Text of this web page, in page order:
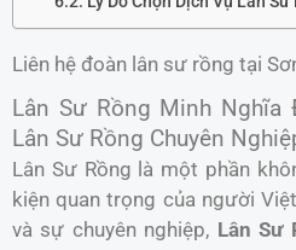
Liên hệ đoàn lân sư rồng tại
Lân Sư Rồng Minh
Lân Sư Rồng Chuyên
Lân Sư Rồng là một phần
kiện quan trọng của người
và sự chuyên nghiệp, Lân Sư